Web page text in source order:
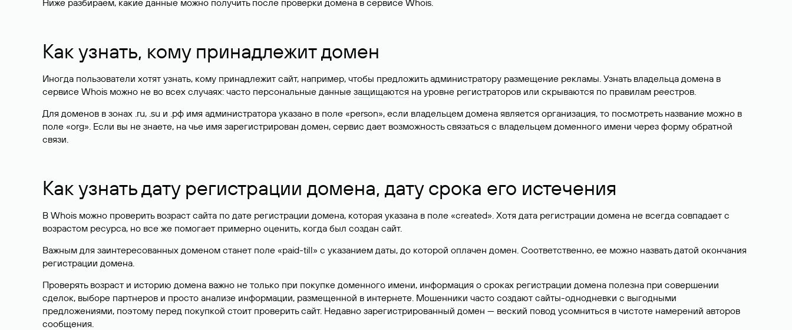
Ниже разбираем, какие данные можно получить после проверки домена в сервисе Whois.
Как узнать, кому принадлежит домен
Иногда пользователи хотят узнать, кому принадлежит сайт, например, чтобы предложить администратору размещение рекламы. Узнать владельца домена в
сервисе Whois можно не во всех случаях: часто персональные данные защищаются на уровне регистраторов или скрываются по правилам реестров.
Для доменов в зонах .ru, .su и .рф имя администратора указано в поле «person», если владельцем домена является организация, то посмотреть название можно в
поле «org». Если вы не знаете, на чье имя зарегистрирован домен, сервис дает возможность связаться с владельцем доменного имени через форму обратной
связи.
Как узнать дату регистрации домена, дату срока его истечения
В Whois можно проверить возраст сайта по дате регистрации домена, которая указана в поле «created». Хотя дата регистрации домена не всегда совпадает с
возрастом ресурса, но все же помогает примерно оценить, когда был создан сайт.
Важным для заинтересованных доменом станет поле «paid-till» с указанием даты, до которой оплачен домен. Соответственно, ее можно назвать датой окончания
регистрации домена.
Проверять возраст и историю домена важно не только при покупке доменного имени, информация о сроках регистрации домена полезна при совершении
сделок, выборе партнеров и просто анализе информации, размещенной в интернете. Мошенники часто создают сайты-однодневки с выгодными
предложениями, поэтому перед покупкой стоит проверить сайт. Недавно зарегистрированный домен — веский повод усомниться в чистоте намерений авторов
сообщения.